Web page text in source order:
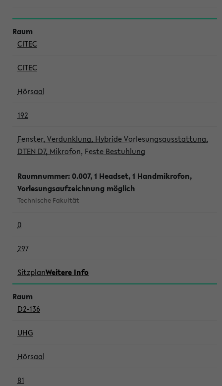
CITEC
CITEC
Hörsaal
192
Fenster, Verdunklung, Hybride Vorlesungsausstattung,
DTEN D7, Mikrofon, Feste Bestuhlung
Raumnummer: 0.007, 1 Headset, 1 Handmikrofon,
Vorlesungsaufzeichnung möglich
Technische Fakultät
0
297
SitzplanWeitere Info
D2-136
UHG
Hörsaal
81